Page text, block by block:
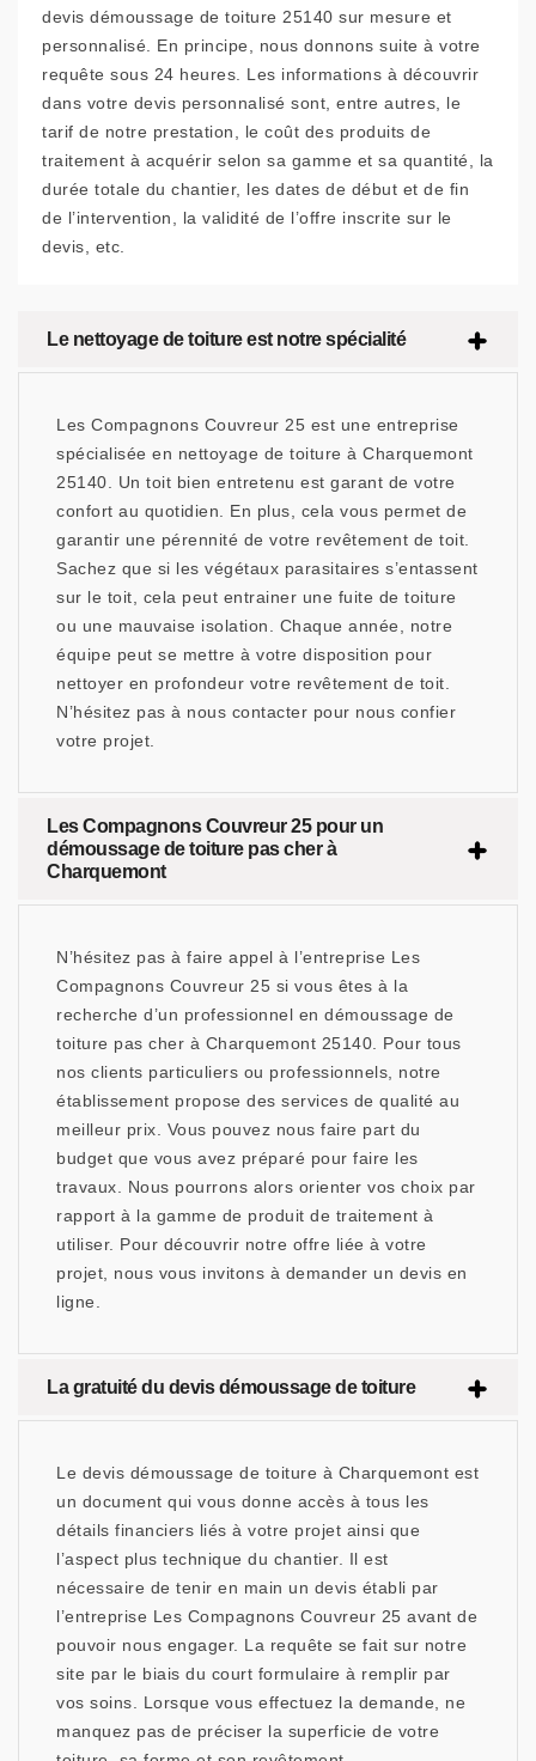
devis démoussage de toiture 25140 sur mesure et
personnalisé. En principe, nous donnons suite à votre
requête sous 24 heures. Les informations à découvrir
dans votre devis personnalisé sont, entre autres, le
tarif de notre prestation, le coût des produits de
traitement à acquérir selon sa gamme et sa quantité, la
durée totale du chantier, les dates de début et de fin
de l’intervention, la validité de l’offre inscrite sur le
devis, etc.
Le nettoyage de toiture est notre spécialité
Les Compagnons Couvreur 25 est une entreprise
spécialisée en nettoyage de toiture à Charquemont
25140. Un toit bien entretenu est garant de votre
confort au quotidien. En plus, cela vous permet de
garantir une pérennité de votre revêtement de toit.
Sachez que si les végétaux parasitaires s’entassent
sur le toit, cela peut entrainer une fuite de toiture
ou une mauvaise isolation. Chaque année, notre
équipe peut se mettre à votre disposition pour
nettoyer en profondeur votre revêtement de toit.
N’hésitez pas à nous contacter pour nous confier
votre projet.
Les Compagnons Couvreur 25 pour un
démoussage de toiture pas cher à
Charquemont
N’hésitez pas à faire appel à l’entreprise Les
Compagnons Couvreur 25 si vous êtes à la
recherche d’un professionnel en démoussage de
toiture pas cher à Charquemont 25140. Pour tous
nos clients particuliers ou professionnels, notre
établissement propose des services de qualité au
meilleur prix. Vous pouvez nous faire part du
budget que vous avez préparé pour faire les
travaux. Nous pourrons alors orienter vos choix par
rapport à la gamme de produit de traitement à
utiliser. Pour découvrir notre offre liée à votre
projet, nous vous invitons à demander un devis en
ligne.
La gratuité du devis démoussage de toiture
Le devis démoussage de toiture à Charquemont est
un document qui vous donne accès à tous les
détails financiers liés à votre projet ainsi que
l’aspect plus technique du chantier. Il est
nécessaire de tenir en main un devis établi par
l’entreprise Les Compagnons Couvreur 25 avant de
pouvoir nous engager. La requête se fait sur notre
site par le biais du court formulaire à remplir par
vos soins. Lorsque vous effectuez la demande, ne
manquez pas de préciser la superficie de votre